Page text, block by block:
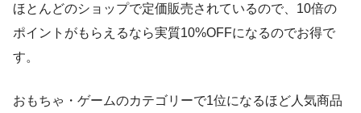
ほとんどのショップで定価販売されているので、10倍の
ポイントがもらえるなら実質10%OFFになるのでお得で
す。
おもちゃ・ゲームのカテゴリーで1位になるほど人気商品